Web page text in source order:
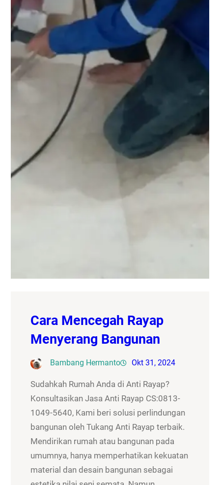
Cara Mencegah Rayap
Menyerang Bangunan
Bambang Hermanto Okt 31, 2024
Sudahkah Rumah Anda di Anti Rayap?
Konsultasikan Jasa Anti Rayap CS:0813-
1049-5640, Kami beri solusi perlindungan
bangunan oleh Tukang Anti Rayap terbaik.
Mendirikan rumah atau bangunan pada
umumnya, hanya memperhatikan kekuatan
material dan desain bangunan sebagai